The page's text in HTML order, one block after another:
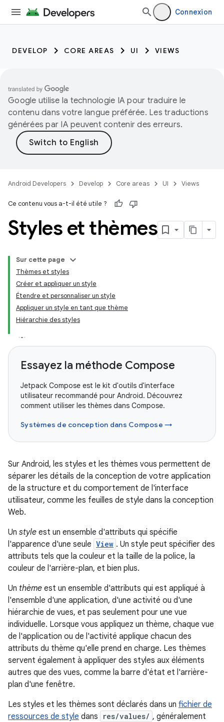
Connexion
DEVELOP CORE AREAS UI VIEWS
Google utilise la technologie IA pour traduire le
contenu dans votre langue préférée. Les traductions
générées par IA peuvent contenir des erreurs.
Android Developers Develop Core areas UI Views
Ce contenu vous a-t-il été utile ?
Styles et thèmes
Sur cette page
Thèmes et styles
Créer et appliquer un style
Étendre et personnaliser un style
Appliquer un style en tant que thème
Hiérarchie des styles
Essayez la méthode Compose
Jetpack Compose est le kit d'outils d'interface
utilisateur recommandé pour Android. Découvrez
comment utiliser les thèmes dans Compose.
Systèmes de conception dans Compose →
Sur Android, les styles et les thèmes vous permettent de
séparer les détails de la conception de votre application
de la structure et du comportement de l'interface
utilisateur, comme les feuilles de style dans la conception
Web.
Un style est un ensemble d'attributs qui spécifie
l'apparence d'une seule View . Un style peut spécifier des
attributs tels que la couleur et la taille de la police, la
couleur de l'arrière-plan, et bien plus.
Un thème est un ensemble d'attributs qui est appliqué à
l'ensemble d'une application, d'une activité ou d'une
hiérarchie de vues, et pas seulement pour une vue
individuelle. Lorsque vous appliquez un thème, chaque vue
de l'application ou de l'activité applique chacun des
attributs du thème qu'elle prend en charge. Les thèmes
servent également à appliquer des styles aux éléments
autres que des vues, comme la barre d'état et l'arrière-
plan d'une fenêtre.
Les styles et les thèmes sont déclarés dans un fichier de
ressources de style dans res/values/ , généralement